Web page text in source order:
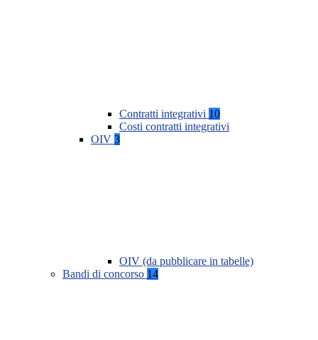
Contratti integrativi 10
Costi contratti integrativi
OIV 3
OIV (da pubblicare in tabelle)
Bandi di concorso 14